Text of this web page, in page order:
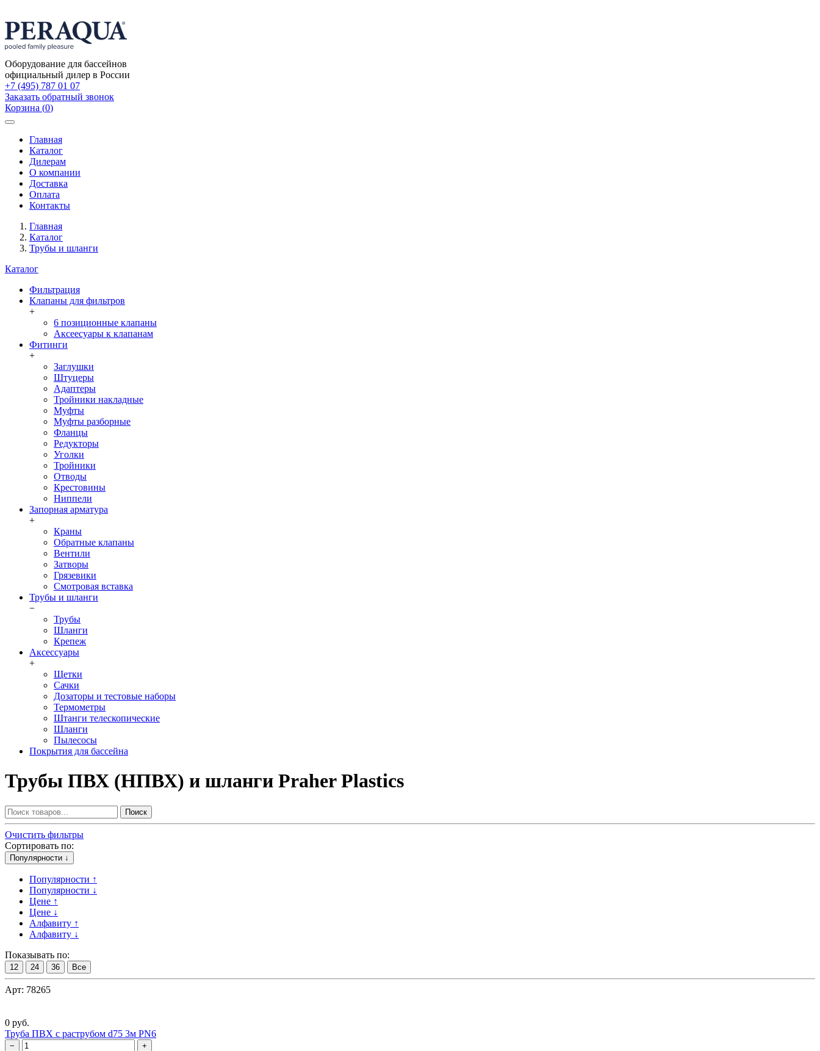
Оборудование для бассейнов
официальный дилер в России
+7 (495) 787 01 07
Заказать обратный звонок
Корзина (0)
Toggle
navigationГлавная
Каталог
Дилерам
О компании
Доставка
Оплата
Контакты
Главная
Каталог
Трубы и шланги
Каталог
Фильтрация
Клапаны для фильтров
+
6 позиционные клапаны
Аксеесуары к клапанам
Фитинги
+
Заглушки
Штуцеры
Адаптеры
Тройники накладные
Муфты
Муфты разборные
Фланцы
Редукторы
Уголки
Тройники
Отводы
Крестовины
Ниппели
Запорная арматура
+
Краны
Обратные клапаны
Вентили
Затворы
Грязевики
Смотровая вставка
Трубы и шланги
−
Трубы
Шланги
Крепеж
Аксессуары
+
Щетки
Сачки
Дозаторы и тестовые наборы
Термометры
Штанги телескопические
Шланги
Пылесосы
Покрытия для бассейна
Трубы ПВХ (НПВХ) и шланги Praher Plastics
Поиск
Очистить фильтры
Сортировать по:
Популярности ↓
Популярности ↑
Популярности ↓
Цене ↑
Цене ↓
Алфавиту ↑
Алфавиту ↓
Показывать по:
12 24 36 Все
Арт: 78265
0 руб.
Труба ПВХ с раструбом d75 3м PN6
−
+